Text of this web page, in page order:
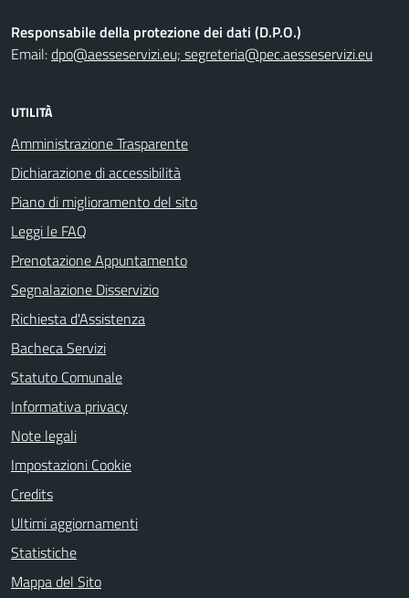
Responsabile della protezione dei dati (D.P.O.)
Email:dpo@aesseservizi.eu; segreteria@pec.aesseservizi.eu
UTILITÀ
Amministrazione Trasparente
Dichiarazione di accessibilità
Piano di miglioramento del sito
Leggi le FAQ
Prenotazione Appuntamento
Segnalazione Disservizio
Richiesta d'Assistenza
Bacheca Servizi
Statuto Comunale
Informativa privacy
Note legali
Impostazioni Cookie
Credits
Ultimi aggiornamenti
Statistiche
Mappa del Sito